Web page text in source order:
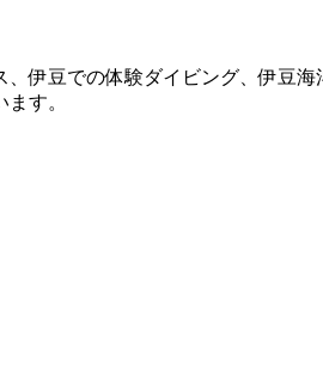
伊豆での体験ダイビング、伊豆海
す。